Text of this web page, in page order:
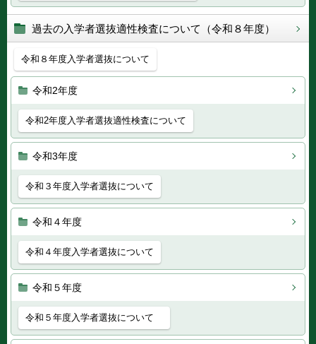
過去の入学者選抜適性検査について（令和８年度）
令和８年度入学者選抜について
令和2年度
令和2年度入学者選抜適性検査について
令和3年度
令和３年度入学者選抜について
令和４年度
令和４年度入学者選抜について
令和５年度
令和５年度入学者選抜について